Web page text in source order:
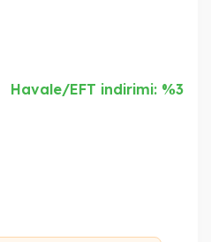
Havale/EFT indirimi: %3